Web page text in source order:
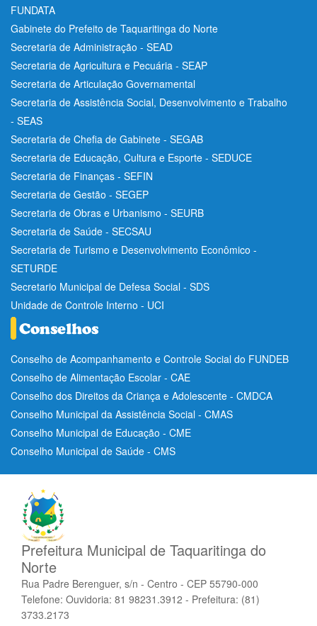
FUNDATA
Gabinete do Prefeito de Taquaritinga do Norte
Secretaria de Administração - SEAD
Secretaria de Agricultura e Pecuária - SEAP
Secretaria de Articulação Governamental
Secretaria de Assistência Social, Desenvolvimento e Trabalho
- SEAS
Secretaria de Chefia de Gabinete - SEGAB
Secretaria de Educação, Cultura e Esporte - SEDUCE
Secretaria de Finanças - SEFIN
Secretaria de Gestão - SEGEP
Secretaria de Obras e Urbanismo - SEURB
Secretaria de Saúde - SECSAU
Secretaria de Turismo e Desenvolvimento Econômico -
SETURDE
Secretario Municipal de Defesa Social - SDS
Unidade de Controle Interno - UCI
Conselho de Acompanhamento e Controle Social do FUNDEB
Conselho de Alimentação Escolar - CAE
Conselho dos Direitos da Criança e Adolescente - CMDCA
Conselho Municipal da Assistência Social - CMAS
Conselho Municipal de Educação - CME
Conselho Municipal de Saúde - CMS
Prefeitura Municipal de Taquaritinga do
Norte
Rua Padre Berenguer, s/n - Centro - CEP 55790-000
Telefone: Ouvidoria: 81 98231.3912 - Prefeitura: (81)
3733.2173